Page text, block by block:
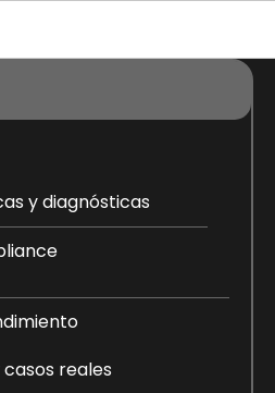
y diagnósticas
reales